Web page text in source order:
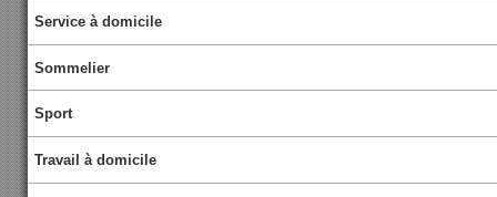
Service à domicile
Sommelier
Sport
Travail à domicile